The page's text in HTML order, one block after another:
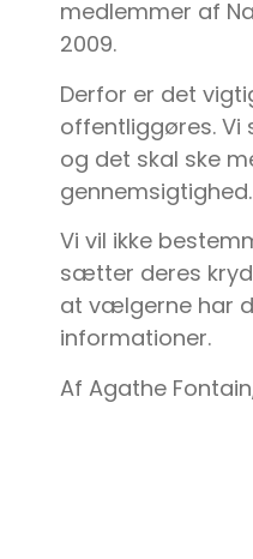
medlemmer af
2009.
Derfor er det
offentliggøres. Vi
og det skal ske
gennemsigtighed.
Vi vil ikke
sætter deres
at vælgerne har
informationer.
Af Agathe